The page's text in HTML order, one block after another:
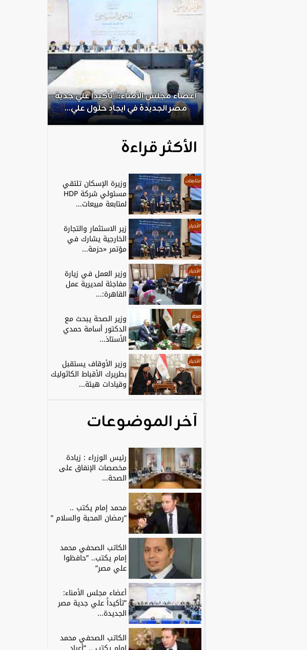
أعضاء مجلس الأمناء: ”تأكيداً علي جدية
مصر الجديدة في ايجاد حلول علي...
الأكثر قراءة
متابعات وزيرة الإسكان تلتقي
مسئولي شركة HDP
لمتابعة مبيعات...
الأخبار زير الاستثمار والتجارة
الخارجية يشارك في
مؤتمر «حزمة...
الأخبار وزير العمل في زيارة
مفاجئة لمديرية عمل
القاهرة:...
صحة وزير الصحة يبحث مع
الدكتور أسامة حمدي
الأستاذ...
الأخبار وزير الأوقاف يستقبل
بطريرك الأقباط الكاثوليك
وقيادات هيئة...
آخر الموضوعات
رئيس الوزراء : زيادة
مخصصات الإنفاق على
الصحة...
محمد إمام يكتب ..
”رمضان المحبة والسلام ”
الكاتب الصحفي محمد
إمام يكتب.. ”حافظوا
علي مصر”
أعضاء مجلس الأمناء:
”تأكيداً علي جدية مصر
الجديدة...
الكاتب الصحفي محمد